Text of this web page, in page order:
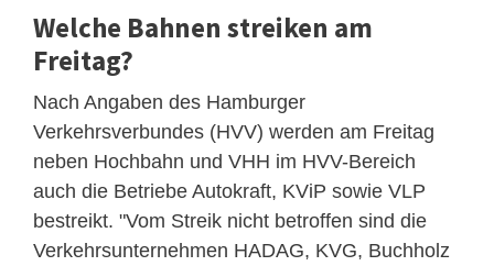
Welche Bahnen streiken am
Freitag?
Nach Angaben des Hamburger
Verkehrsverbundes (HVV) werden am Freitag
neben Hochbahn und VHH im HVV-Bereich
auch die Betriebe Autokraft, KViP sowie VLP
bestreikt. "Vom Streik nicht betroffen sind die
Verkehrsunternehmen HADAG, KVG, Buchholz